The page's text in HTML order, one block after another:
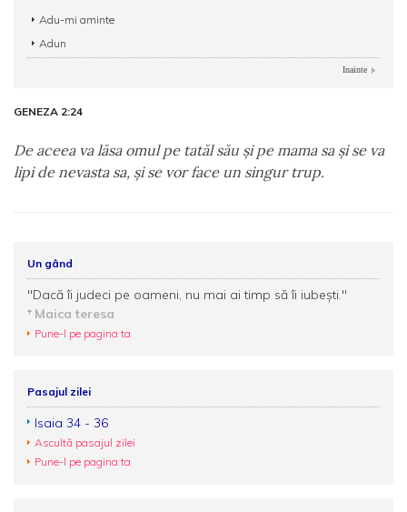
Adu-mi aminte
Adun
Inainte
GENEZA 2:24
De aceea va lăsa omul pe tatăl său şi pe mama sa şi se va
lipi de nevasta sa, şi se vor face un singur trup.
Un gând
"Dacă îi judeci pe oameni, nu mai ai timp să îi iubeşti."
Maica teresa
Pune-l pe pagina ta
Pasajul zilei
Isaia 34 - 36
Ascultă pasajul zilei
Pune-l pe pagina ta